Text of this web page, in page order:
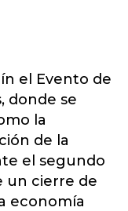
el Evento de
donde se
la
de la
el segundo
un cierre de
economía